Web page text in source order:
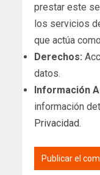
prestar este
los servicios
que actúa
Derechos:
datos.
Información
información
Privacidad.